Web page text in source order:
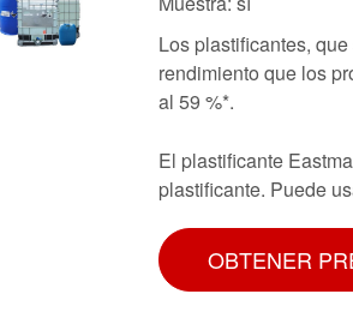
Los plastificantes,
rendimiento que los
al 59 %*.
El plastificante
plastificante. Puede
OBTENER